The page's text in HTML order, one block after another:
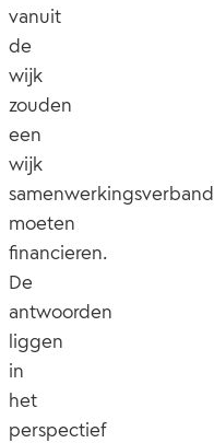
vanuit
de
wijk
zouden
een
wijk
samenwerkingsverband
moeten
financieren.
De
antwoorden
liggen
in
het
perspectief